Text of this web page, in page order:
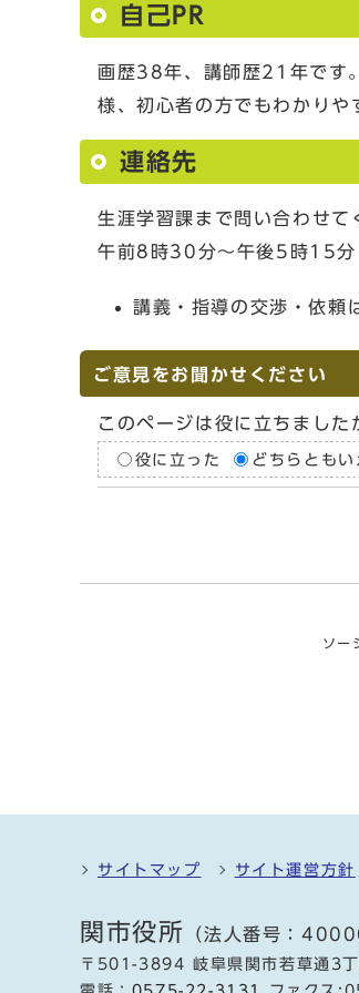
自己PR
画歴38年、講師歴21年です
様、初心者の方でもわかりや
連絡先
生涯学習課まで問い合わせて
午前8時30分～午後5時15分
講義・指導の交渉・依頼
ご意見をお聞かせください
このページは役に立ちました
役に立った どちらともい
ソー
サイトマップ サイト運営方針
関市役所 （法人番号：
〒501-3894 岐阜県関市若草通3